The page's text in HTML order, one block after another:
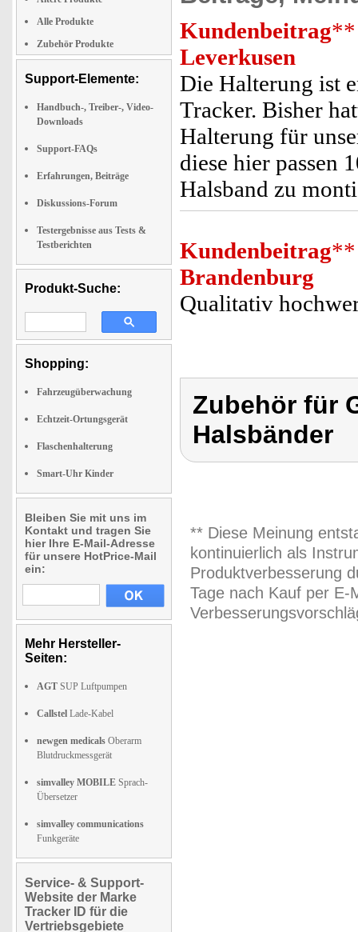
Alle Produkte
Zubehör Produkte
Support-Elemente:
Handbuch-, Treiber-, Video-
Downloads
Support-FAQs
Erfahrungen, Beiträge
Diskussions-Forum
Testergebnisse aus Tests &
Testberichten
Produkt-Suche:
Shopping:
Fahrzeugüberwachung
Echtzeit-Ortungsgerät
Flaschenhalterung
Smart-Uhr Kinder
Bleiben Sie mit uns im
Kontakt und tragen Sie
hier Ihre E-Mail-Adresse
für unsere HotPrice-Mail
ein:
Mehr Hersteller-
Seiten:
AGT SUP Luftpumpen
Callstel Lade-Kabel
newgen medicals Oberarm
Blutdruckmessgerät
simvalley MOBILE Sprach-
Übersetzer
simvalley communications
Funkgeräte
Service- & Support-
Website der Marke
Tracker ID für die
Vertriebsgebiete
Kundenbeitrag**
Leverkusen
Die Halterung ist
Tracker. Bisher
Halterung für
diese hier passen
Halsband zu
Kundenbeitrag**
Brandenburg
Qualitativ
Zubehör für
Halsbänder
** Diese Meinung
kontinuierlich als
Produktverbesserung
Tage nach Kauf per E-